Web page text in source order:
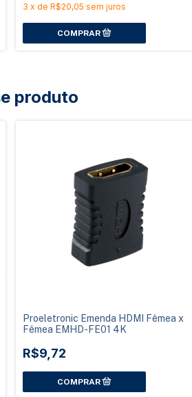
3 x de R$20,05 sem juros
produto
Proeletronic Emenda HDMI Fêmea x
Fêmea EMHD-FE01 4K
R$9,72